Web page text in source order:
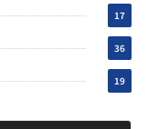
17
36
19